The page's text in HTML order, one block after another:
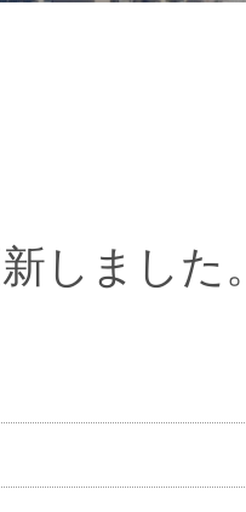
しました。